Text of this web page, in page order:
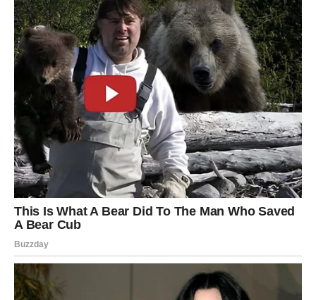
ŠKORPIJA
Pred vama je velika istina koja mijenja vaš pogled na
jednu važnu osobu.
Sve skriveno sada postaje jasno